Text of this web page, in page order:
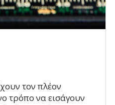
τον πλέον
τρόπο να εισάγουν